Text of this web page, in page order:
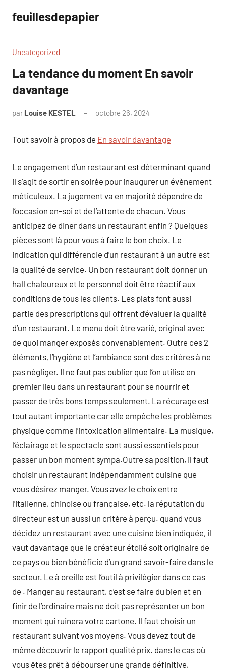
contenu
feuillesdepapier
Uncategorized
La tendance du moment En savoir
davantage
par Louise KESTEL octobre 26, 2024
Tout savoir à propos de En savoir davantage
Le engagement d’un restaurant est déterminant quand
il s’agit de sortir en soirée pour inaugurer un évènement
méticuleux. La jugement va en majorité dépendre de
l’occasion en-soi et de l’attente de chacun. Vous
anticipez de diner dans un restaurant enfin ? Quelques
pièces sont là pour vous à faire le bon choix. Le
indication qui différencie d’un restaurant à un autre est
la qualité de service. Un bon restaurant doit donner un
hall chaleureux et le personnel doit être réactif aux
conditions de tous les clients. Les plats font aussi
partie des prescriptions qui offrent d’évaluer la qualité
d’un restaurant. Le menu doit être varié, original avec
de quoi manger exposés convenablement. Outre ces 2
éléments, l’hygiène et l’ambiance sont des critères à ne
pas négliger. Il ne faut pas oublier que l’on utilise en
premier lieu dans un restaurant pour se nourrir et
passer de très bons temps seulement. La récurage est
tout autant importante car elle empêche les problèmes
physique comme l’intoxication alimentaire. La musique,
l’éclairage et le spectacle sont aussi essentiels pour
passer un bon moment sympa.Outre sa position, il faut
choisir un restaurant indépendamment cuisine que
vous désirez manger. Vous avez le choix entre
l’italienne, chinoise ou française, etc. la réputation du
directeur est un aussi un critère à perçu. quand vous
décidez un restaurant avec une cuisine bien indiquée, il
vaut davantage que le créateur étoilé soit originaire de
ce pays ou bien bénéficie d’un grand savoir-faire dans le
secteur. Le à oreille est l’outil à privilégier dans ce cas
de . Manger au restaurant, c’est se faire du bien et en
finir de l’ordinaire mais ne doit pas représenter un bon
moment qui ruinera votre cartone. Il faut choisir un
restaurant suivant vos moyens. Vous devez tout de
même découvrir le rapport qualité prix. dans le cas où
vous êtes prêt à débourser une grande définitive,